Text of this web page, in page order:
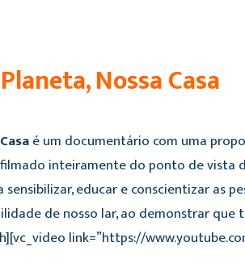
Nossa Casa
é um documentário com uma
filmado inteiramente do ponto de
sensibilizar, educar e conscientizar as
de nosso lar, ao demonstrar
link=”https://